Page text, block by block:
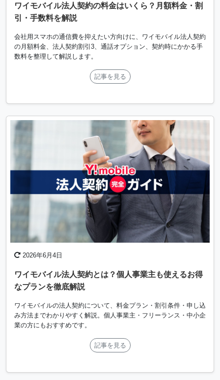
ワイモバイル法人契約の料金はいくら？月額料金・割
引・手数料を解説
会社用スマホの通信費を抑えたい方向けに、ワイモバイル法人契約
の月額料金、法人契約割引3、通話オプション、契約時にかかる手
数料を整理して解説します。
記事を見る
2026年6月4日
ワイモバイル法人契約とは？個人事業主も使えるお得
なプランを徹底解説
ワイモバイルの法人契約について、料金プラン・割引条件・申し込
み方法までわかりやすく解説。個人事業主・フリーランス・中小企
業の方にもおすすめです。
記事を見る